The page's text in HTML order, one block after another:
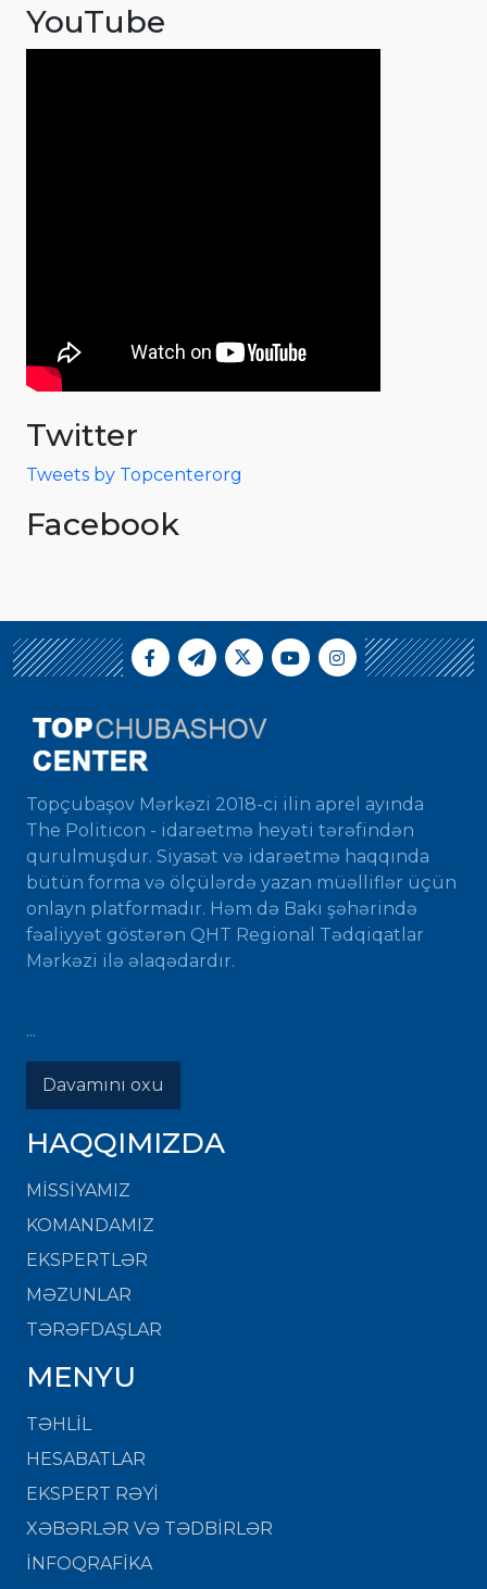
YouTube
Twitter
Tweets by Topcenterorg
Facebook
Topçubaşov Mərkəzi 2018-ci ilin aprel ayında
The Politicon - idarəetmə heyəti tərəfindən
qurulmuşdur. Siyasət və idarəetmə haqqında
bütün forma və ölçülərdə yazan müəlliflər üçün
onlayn platformadır. Həm də Bakı şəhərində
fəaliyyət göstərən QHT Regional Tədqiqatlar
Mərkəzi ilə əlaqədardır.
...
Davamını oxu
HAQQIMIZDA
MISSIYAMIZ
KOMANDAMIZ
EKSPERTLƏR
MƏZUNLAR
TƏRƏFDAŞLAR
MENYU
TƏHLİL
HESABATLAR
EKSPERT RƏYİ
XƏBƏRLƏR VƏ TƏDBİRLƏR
İNFOQRAFİKA